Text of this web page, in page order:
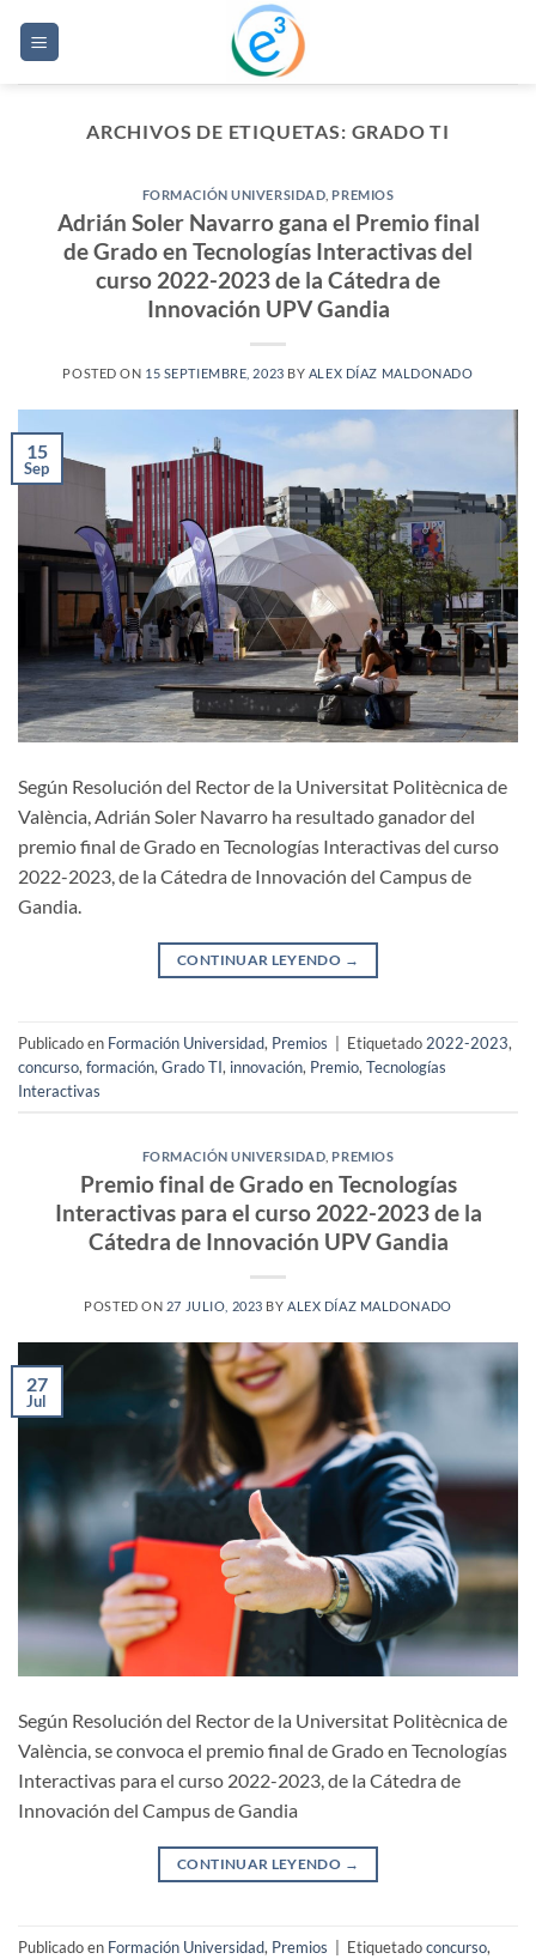
ARCHIVOS DE ETIQUETAS: GRADO TI
FORMACIÓN UNIVERSIDAD PREMIOS
Adrián Soler Navarro gana el Premio final
de Grado en Tecnologías Interactivas del
curso 2022-2023 de la Cátedra de
Innovación UPV Gandia
POSTED ON 15 SEPTIEMBRE, 2023 BY ALEX DÍAZ MALDONADO
15
Sep
Según Resolución del Rector de la Universitat Politècnica de
València, Adrián Soler Navarro ha resultado ganador del
premio final de Grado en Tecnologías Interactivas del curso
2022-2023, de la Cátedra de Innovación del Campus de
Gandia.
CONTINUAR LEYENDO →
Publicado en Formación Universidad, Premios Etiquetado 2022-2023,
concurso, formación, Grado TI, innovación, Premio, Tecnologías
Interactivas
FORMACIÓN UNIVERSIDAD PREMIOS
Premio final de Grado en Tecnologías
Interactivas para el curso 2022-2023 de la
Cátedra de Innovación UPV Gandia
POSTED ON 27 JULIO, 2023 BYALEX DÍAZ MALDONADO
27
Jul
Según Resolución del Rector de la Universitat Politècnica de
València, se convoca el premio final de Grado en Tecnologías
Interactivas para el curso 2022-2023, de la Cátedra de
Innovación del Campus de Gandia
CONTINUAR LEYENDO →
Publicado en Formación Universidad, Premios | Etiquetadoconcurso,